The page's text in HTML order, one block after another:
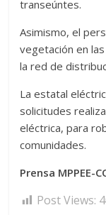
transeúntes.
Asimismo, el
vegetación en
la red de
La estatal
solicitudes
eléctrica, para
comunidades.
Prensa MPPEE-
Post Views: